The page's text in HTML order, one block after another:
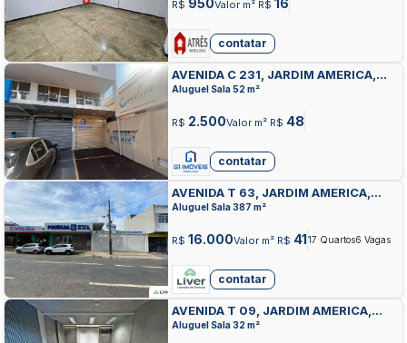
R$ 950Valor m² R$ 16
contatar
AVENIDA C 231, JARDIM AMERICA,
GOIANIA
Aluguel Sala 52 m²
R$ 2.500Valor m² R$ 48
contatar
AVENIDA T 63, JARDIM AMERICA,
GOIANIA
Aluguel Sala 387 m²
R$ 16.000Valor m² R$ 4117 Quartos6 Vagas
contatar
AVENIDA T 09, JARDIM AMERICA,
GOIANIA
Aluguel Sala 32 m²